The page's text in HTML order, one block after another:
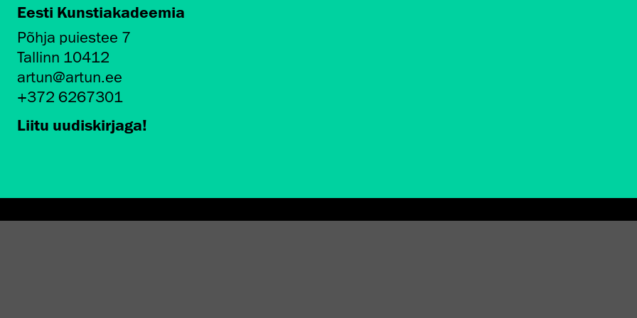
Eesti Kunstiakadeemia
Põhja puiestee 7
Tallinn 10412
artun@artun.ee
+372 6267301
Liitu uudiskirjaga!